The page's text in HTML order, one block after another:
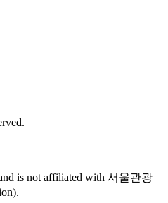
is not affiliated with 서울관광